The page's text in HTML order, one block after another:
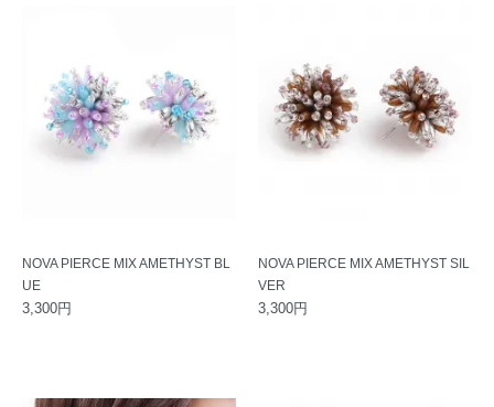
NOVA PIERCE MIX AMETHYST BL
UE
3,300円
NOVA PIERCE MIX AMETHYST SIL
VER
3,300円